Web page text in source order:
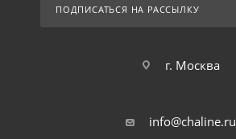
ПОДПИСАТЬСЯ НА РАССЫЛКУ
г. Москва
info@chaline.ru